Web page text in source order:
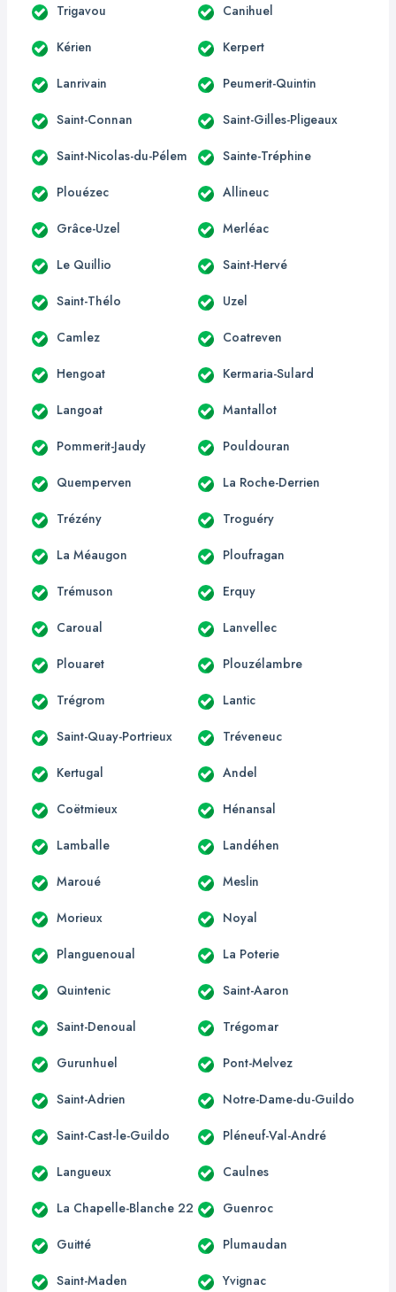
Trigavou Canihuel
Kérien Kerpert
Lanrivain Peumerit-Quintin
Saint-Connan Saint-Gilles-Pligeaux
Saint-Nicolas-du-Pélem Sainte-Tréphine
Plouézec Allineuc
Grâce-Uzel Merléac
Le Quillio Saint-Hervé
Saint-Thélo Uzel
Camlez Coatreven
Hengoat Kermaria-Sulard
Langoat Mantallot
Pommerit-Jaudy Pouldouran
Quemperven La Roche-Derrien
Trézény Troguéry
La Méaugon Ploufragan
Trémuson Erquy
Caroual Lanvellec
Plouaret Plouzélambre
Trégrom Lantic
Saint-Quay-Portrieux Tréveneuc
Kertugal Andel
Coëtmieux Hénansal
Lamballe Landéhen
Maroué Meslin
Morieux Noyal
Planguenoual La Poterie
Quintenic Saint-Aaron
Saint-Denoual Trégomar
Gurunhuel Pont-Melvez
Saint-Adrien Notre-Dame-du-Guildo
Saint-Cast-le-Guildo Pléneuf-Val-André
Langueux Caulnes
La Chapelle-Blanche 22 Guenroc
Guitté Plumaudan
Saint-Maden Yvignac